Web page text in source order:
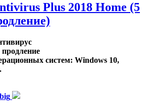
Plus 2018 Home (5
продление
систем: Windows 10,